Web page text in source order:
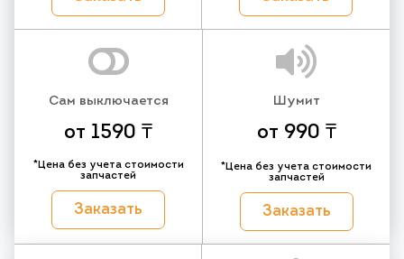
Сам выключается
от 1590 ₸
*Цена без учета стоимости
запчастей
Заказать
Шумит
от 990 ₸
*Цена без учета стоимости
запчастей
Заказать